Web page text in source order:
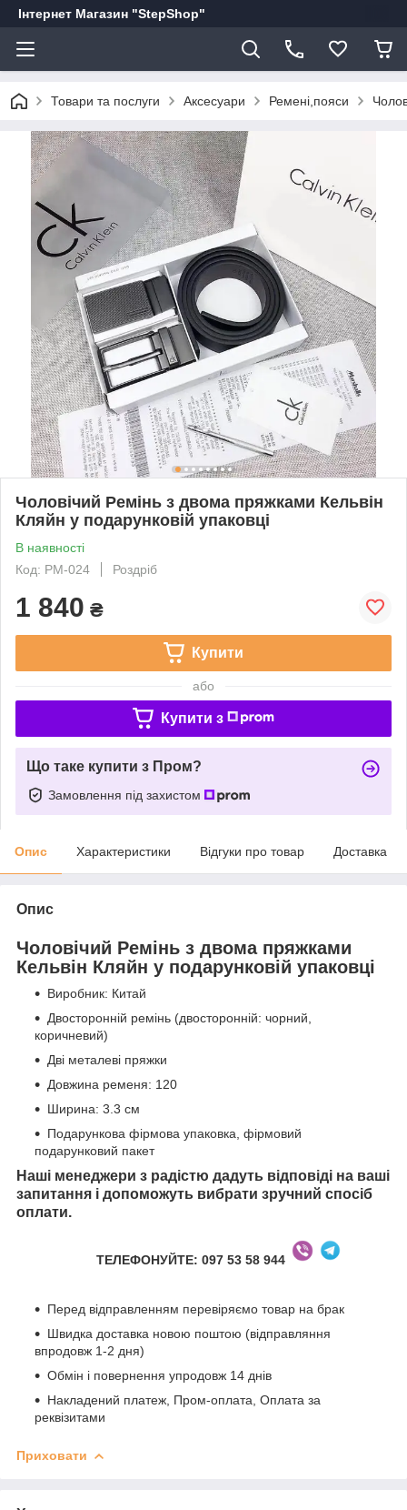
Інтернет Магазин "StepShop"
Товари та послуги Аксесуари Ремені,пояси
Чоловічий Ремінь з двома пряжками Кельвін
Кляйн у подарунковій упаковці
В наявності
Код: РМ-024
Роздріб
1 840 ₴
Купити
або
Купити з
Що таке купити з Пром?
Замовлення під захистом
Опис Характеристики Відгуки про товар Доставка
Опис
Чоловічий Ремінь з двома пряжками
Кельвін Кляйн у подарунковій упаковці
Виробник: Китай
Двосторонній ремінь (двосторонній: чорний,
коричневий)
Дві металеві пряжки
Довжина ременя: 120
Ширина: 3.3 см
Подарункова фірмова упаковка, фірмовий
подарунковий пакет
Наші менеджери з радістю дадуть відповіді на ваші
запитання і допоможуть вибрати зручний спосіб
оплати.
ТЕЛЕФОНУЙТЕ: 097 53 58 944
Перед відправленням перевіряємо товар на брак
Швидка доставка новою поштою (відправляння
впродовж 1-2 дня)
Обмін і повернення упродовж 14 днів
Накладений платеж, Пром-оплата, Оплата за
реквізитами
Приховати